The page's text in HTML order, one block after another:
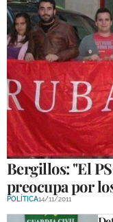
Bergillos: "El
preocupa por
POLÍTICA14/11/2011